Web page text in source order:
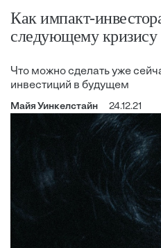
Как импакт-
следующему кризису
Что можно сделать уже
инвестиций в будущем
Майя Уинкелстайн 24.12.21